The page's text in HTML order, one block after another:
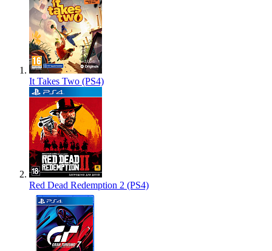
It Takes Two (PS4)
Red Dead Redemption 2 (PS4)